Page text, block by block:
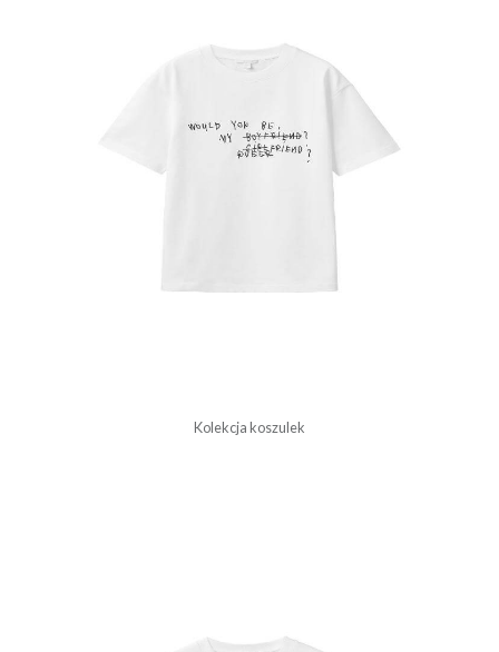
Kolekcja koszulek